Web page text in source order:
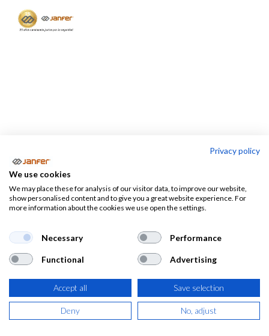
Mascarillas
Mascarillas Máscaras Filtros
Mascarillas respiratorias
En esta sección encontrarás mascarillas respiratorias
todos los tipos. Te mostramos mascarillas FFP1, FFP2 y
FFP3, tanto moldeadas como plegables, con y sin válvula.
Tenemos mascarillas desechables y reutilizables, para
Privacy policy
We use cookies
We may place these for analysis of our visitor data, to improve our website,
show personalised content and to give you a great website experience. For
more information about the cookies we use open the settings.
Necessary Performance
Functional Advertising
Accept all Save selection
Deny No, adjust